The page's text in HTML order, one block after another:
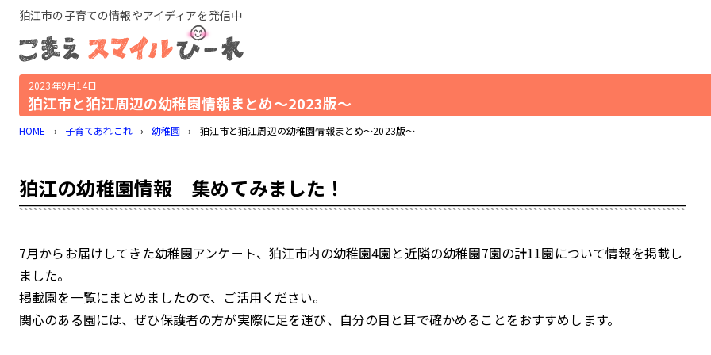
狛江市の子育ての情報やアイディアを発信中
子育てあれこれ
健康あれこれ
2023年9月14日
狛江市と狛江周辺の幼稚園情報まとめ～2023版～
HOME › 子育てあれこれ › 幼稚園 › 狛江市と狛江周辺の幼稚園情報まとめ～2023版～
狛江の幼稚園情報 集めてみました！
7月からお届けしてきた幼稚園アンケート、狛江市内の幼稚園4園と近隣の幼稚園7園の計11園について情報を掲載し
ました。
掲載園を一覧にまとめましたので、ご活用ください。
関心のある園には、ぜひ保護者の方が実際に足を運び、自分の目と耳で確かめることをおすすめします。